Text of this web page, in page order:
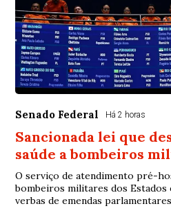
Senado Federal Há 2 horas
Sancionada lei que
saúde a bombeiros
O serviço de atendimento pré-
bombeiros militares dos
verbas de emendas